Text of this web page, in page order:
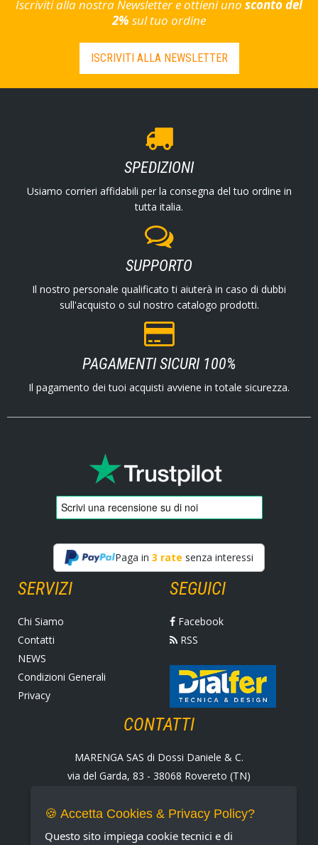
Iscriviti alla nostra Newsletter e ottieni uno sconto del
2% sul tuo ordine
ISCRIVITI ALLA NEWSLETTER
SPEDIZIONI
Usiamo corrieri affidabili per la consegna del tuo ordine in
tutta italia.
SUPPORTO
Il nostro personale qualificato ti aiuterà in caso di dubbi
sull'acquisto o sul nostro catalogo prodotti.
PAGAMENTI SICURI 100%
Il pagamento dei tuoi acquisti avviene in totale sicurezza.
Paga in 3 rate senza interessi
SERVIZI
Chi Siamo
Contatti
NEWS
Condizioni Generali
Privacy
SEGUICI
Facebook
RSS
CONTATTI
MARENGA SAS di Dossi Daniele & C.
via del Garda, 83 - 38068 Rovereto (TN)
Fax +39 0464 430938
E-mail: marenga@marenga.it
🍪 Accetta Cookies & Privacy Policy?
Questo sito impiega cookie tecnici e di